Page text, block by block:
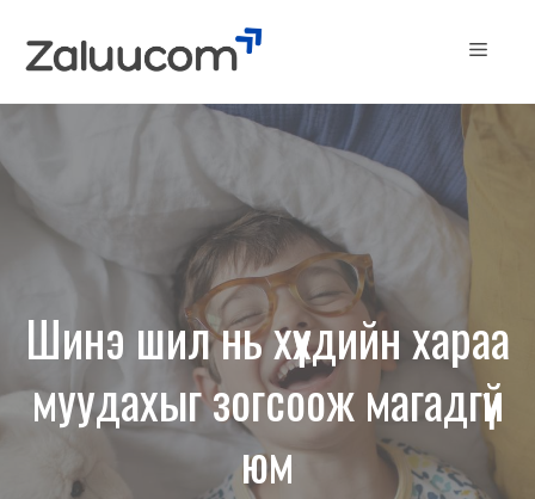
Menu
Шинэ шил нь хүүхдийн хараа
муудахыг зогсоож магадгүй
юм